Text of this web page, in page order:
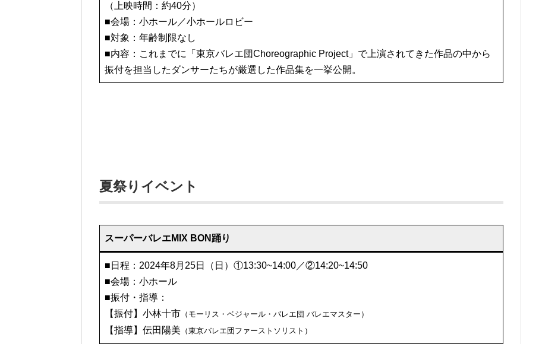
（上映時間：約40分）
■会場：小ホール／小ホールロビー
■対象：年齢制限なし
■内容：これまでに「東京バレエ団Choreographic Project」で上演されてきた作品の中から
振付を担当したダンサーたちが厳選した作品集を一挙公開。
夏祭りイベント
スーパーバレエMIX BON踊り
■日程：2024年8月25日（日）①13:30~14:00／②14:20~14:50
■会場：小ホール
■振付・指導：
【振付】小林十市 （モーリス・ベジャール・バレエ団 バレエマスター）
【指導】伝田陽美 （東京バレエ団ファーストソリスト）